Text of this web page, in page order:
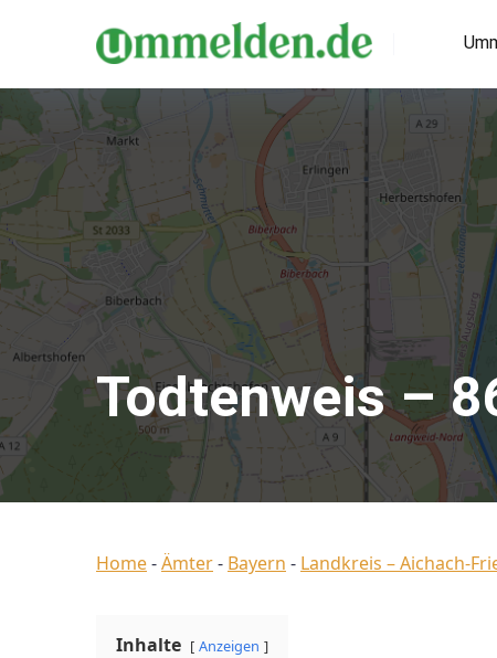
Todtenweis –
Home-Ämter- Bayern - Landkreis – Aichach-
Inhalte Anzeigen